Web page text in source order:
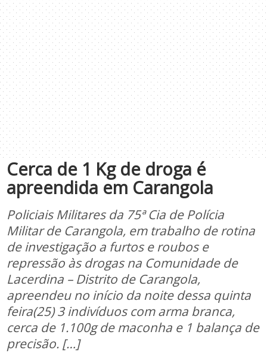
Cerca de 1 Kg de droga é
apreendida em Carangola
Policiais Militares da 75ª Cia de Polícia
Militar de Carangola, em trabalho de rotina
de investigação a furtos e roubos e
repressão às drogas na Comunidade de
Lacerdina – Distrito de Carangola,
apreendeu no início da noite dessa quinta
feira(25) 3 indivíduos com arma branca,
cerca de 1.100g de maconha e 1 balança de
precisão. […]